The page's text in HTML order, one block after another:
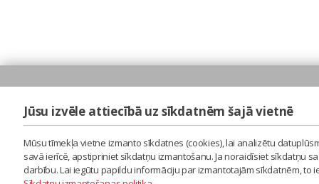
Jūsu izvēle attiecībā uz sīkdatnēm šajā vietnē
Mūsu tīmekļa vietne izmanto sīkdatnes (cookies), lai analizētu
savā ierīcē, apstipriniet sīkdatņu izmantošanu. Ja noraidīsiet sīkdatņu
darbību. Lai iegūtu papildu informāciju par izmantotajām sīkdatnēm,